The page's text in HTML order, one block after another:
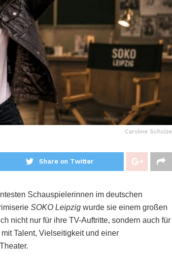
Caroline Scholze
Share on Twitter
Schauspielerinnen im deutschen
SOKO Leipzig wurde sie einem großen
nicht nur für ihre TV-Auftritte, sondern auch für
Talent, Vielseitigkeit und einer